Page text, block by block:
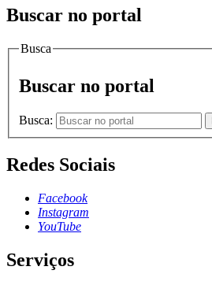
Buscar no portal
Busca
Buscar no portal
Busca:
Redes Sociais
Facebook
Instagram
YouTube
Serviços